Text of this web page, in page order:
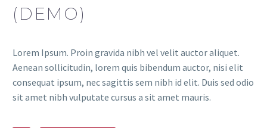
(DEMO)
Lorem Ipsum. Proin gravida nibh vel velit auctor aliquet.
Aenean sollicitudin, lorem quis bibendum auctor, nisi elit
consequat ipsum, nec sagittis sem nibh id elit. Duis sed odio
sit amet nibh vulputate cursus a sit amet mauris.